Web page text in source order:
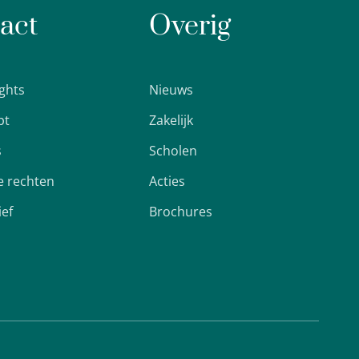
rechten
Overig
Nieuws
Zakelijk
Scholen
Acties
Brochures